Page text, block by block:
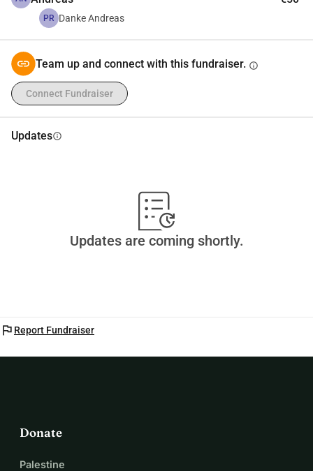
PR Danke Andreas
Team up and connect with this fundraiser. info
Connect Fundraiser
Updatesinfo
Updates are coming shortly.
flag Report Fundraiser
Donate
Palestine